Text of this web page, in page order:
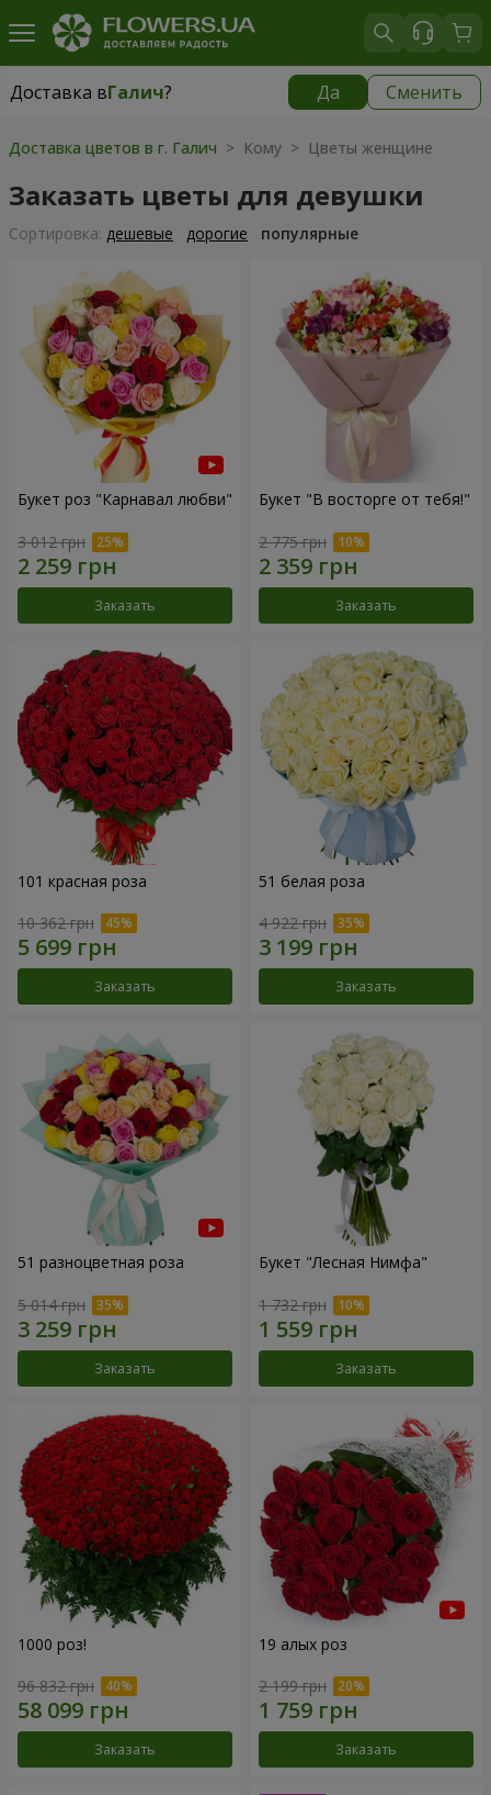
Доставка вГалич? Да Сменить
Доставка вГалич|
Доставка цветов в г. Галич > Кому > Цветы женщине
Заказать цветы для девушки
Cортировка: дешевые дорогие популярные
Букет роз "Карнавал любви"
3 012 грн
Заказать
Букет "В восторге от тебя!"
2 775 грн
Заказать
101 красная роза
10 362 грн
Заказать
51 белая роза
4 922 грн
Заказать
51 разноцветная роза
5 014 грн
Заказать
Букет "Лесная Нимфа"
1 732 грн
Заказать
1000 роз!
96 832 грн
Заказать
19 алых роз
2 199 грн
Заказать